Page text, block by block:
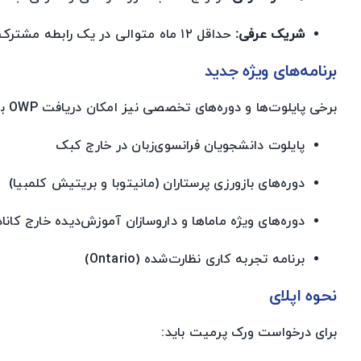
شریک عرفی: حداقل ۱۲ ماه متوالی در یک رابطه مشترک و زندگی مشترک بوده‌اید.
برنامه‌های ویژه جدید
برخی پایلوت‌ها و دوره‌های تخصصی نیز امکان دریافت OWP برای همسر دانشجو را فراهم کرده‌اند، از جمله:
پایلوت دانشجویان فرانسوی‌زبان در خارج کبک
دوره‌های بازورزی پرستاران (مانیتوبا و بریتیش کلمبیا)
دوره‌های ویژه ماماها و داروسازان آموزش‌دیده خارج
برنامه تجربه کاری نظارت‌شده (Ontario)
نحوه اپلای
برای درخواست ورک پرمیت باید: